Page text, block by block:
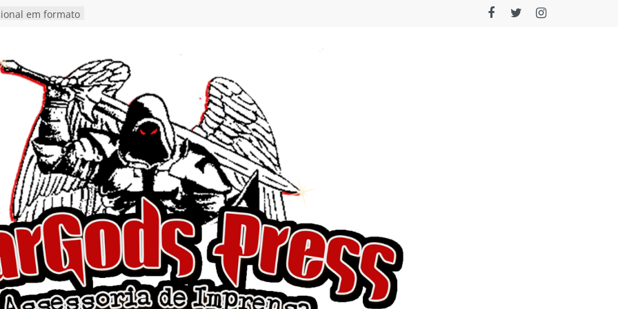
chega ao
show em
Autoral” e
do novo single
de uma
do EP
I Begin”
o single “Keep
e detalha
álbum
detalha a
Rig” definitivo
Hell’s Heroes